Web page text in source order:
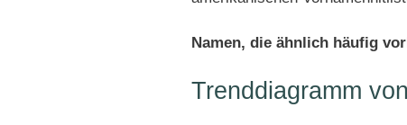
Namen, die ähnlich häufig
Trenddiagramm